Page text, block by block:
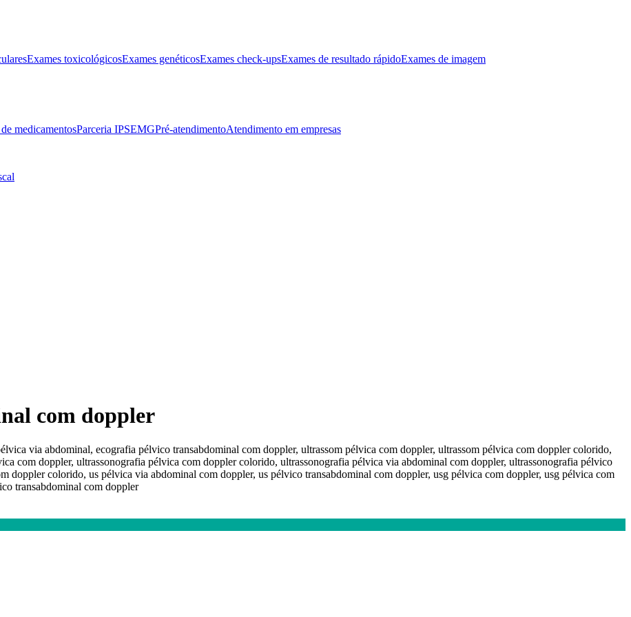
Exames toxicológicosExames genéticosExames check-upsExames de resultado rápidoExames de imagem
medicamentosParceria IPSEMGPré-atendimentoAtendimento em empresas
com doppler
via abdominal, ecografia pélvico transabdominal com doppler, ultrassom pélvica com doppler, ultrassom pélvica com doppler colorido,
com doppler, ultrassonografia pélvica com doppler colorido, ultrassonografia pélvica via abdominal com doppler, ultrassonografia pélvico
doppler colorido, us pélvica via abdominal com doppler, us pélvico transabdominal com doppler, usg pélvica com doppler, usg pélvica com
transabdominal com doppler